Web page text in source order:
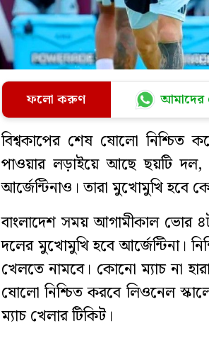
ফলো করুণ আমাদের
বিশ্বকাপের শেষ ষোলো নিশ্চিত
পাওয়ার লড়াইয়ে আছে ছয়টি দল,
আর্জেন্টিনাও। তারা মুখোমুখি হবে
বাংলাদেশ সময় আগামীকাল ভোর
দলের মুখোমুখি হবে আর্জেন্টিনা।
খেলতে নামবে। কোনো ম্যাচ না
ষোলো নিশ্চিত করবে লিওনেল
ম্যাচ খেলার টিকিট।